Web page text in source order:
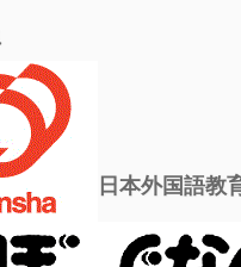
日本外国語教